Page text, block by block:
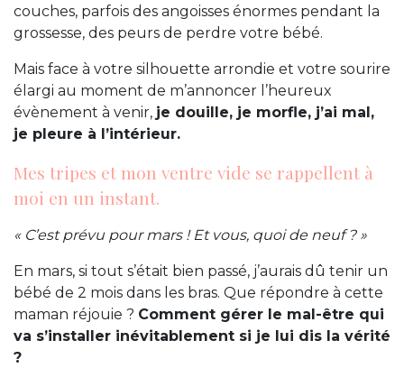
couches, parfois des angoisses énormes pendant la
grossesse, des peurs de perdre votre bébé.
Mais face à votre silhouette arrondie et votre sourire
élargi au moment de m’annoncer l’heureux
évènement à venir, je douille, je morfle, j’ai mal,
je pleure à l’intérieur.
Mes tripes et mon ventre vide se rappellent à
moi en un instant.
« C’est prévu pour mars ! Et vous, quoi de neuf ? »
En mars, si tout s’était bien passé, j’aurais dû tenir un
bébé de 2 mois dans les bras. Que répondre à cette
maman réjouie ? Comment gérer le mal-être qui
va s’installer inévitablement si je lui dis la vérité
?